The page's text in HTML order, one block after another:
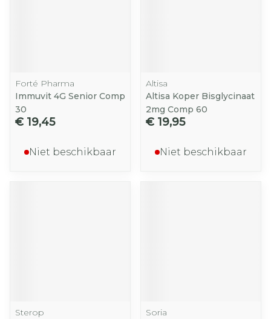
Forté Pharma
Immuvit 4G Senior Comp
30
€ 19,45
Niet beschikbaar
Altisa
Altisa Koper Bisglycinaat
2mg Comp 60
€ 19,95
Niet beschikbaar
Sterop
Soria